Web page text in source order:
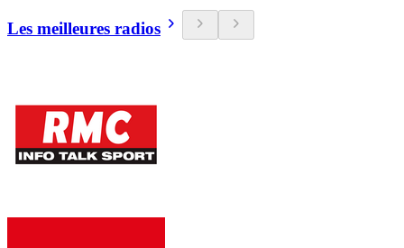
Les meilleures radios